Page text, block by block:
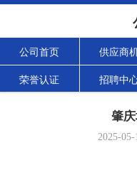
公司首页 供应商
荣誉认证 招聘中
肇
2025-05-